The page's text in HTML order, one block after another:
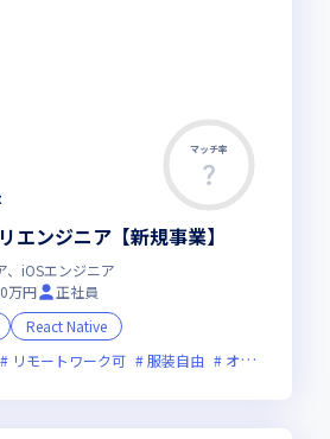
マッチ率
エンジニア【新規事業】
iOSエンジニア
万円
正社員
React Native
リモートワーク可 服装自由 オンライン選考可